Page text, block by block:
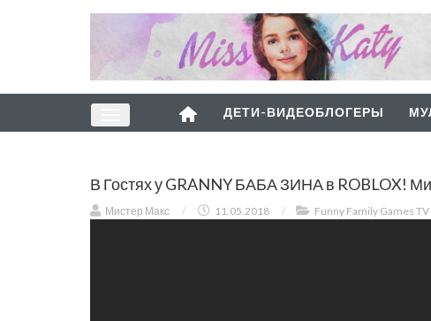
ДЕТИ-ВИДЕОБЛОГЕРЫ
В Гостях у GRANNY БАБА ЗИНА в ROBLOX!
Мистер Макс / 11.05.2018 / Funny Family Games TV